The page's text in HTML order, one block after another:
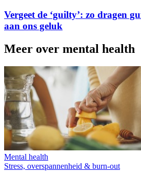
Vergeet de ‘guilty’: zo dragen
aan ons geluk
Meer over mental health
Mental health
Stress, overspannenheid & burn-out